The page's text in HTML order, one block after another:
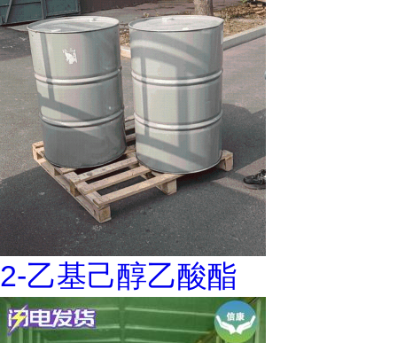
2-乙基己醇乙酸酯